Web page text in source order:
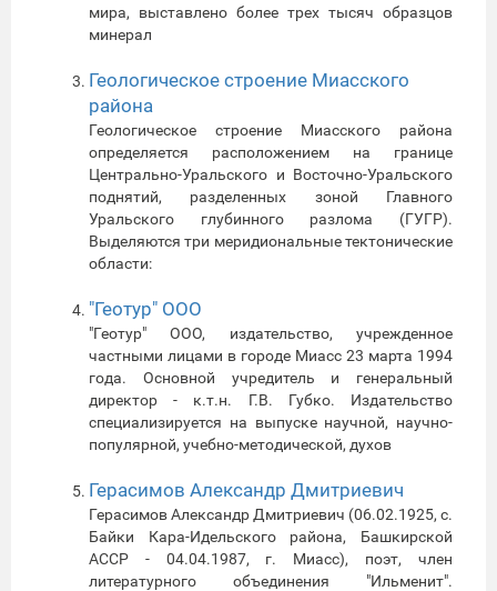
мира, выставлено более трех тысяч образцов
минерал
Геологическое строение Миасского
района
Геологическое строение Миасского района
определяется расположением на границе
Центрально-Уральского и Восточно-Уральского
поднятий, разделенных зоной Главного
Уральского глубинного разлома (ГУГР).
Выделяются три меридиональные тектонические
области:
"Геотур" ООО
"Геотур" ООО, издательство, учрежденное
частными лицами в городе Миасс 23 марта 1994
года. Основной учредитель и генеральный
директор - к.т.н. Г.В. Губко. Издательство
специализируется на выпуске научной, научно-
популярной, учебно-методической, духов
Герасимов Александр Дмитриевич
Герасимов Александр Дмитриевич (06.02.1925, с.
Байки Кара-Идельского района, Башкирской
АССР - 04.04.1987, г. Миасс), поэт, член
литературного объединения "Ильменит".